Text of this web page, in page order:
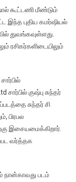
கூட்டணி மீண்டும்
இந்த புதிய கமர்ஷியல்
துவங்கவுள்ளது.
ரசிகர்களிடையிலும்
குஷ்பு சுந்தர்
சுந்தர் சி
பிரபல
இசையமைக்கிறார்.
வர்த்தக
நான்காவது படம்